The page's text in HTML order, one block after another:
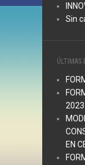
Sin
ÚLTIMAS
2023
EN